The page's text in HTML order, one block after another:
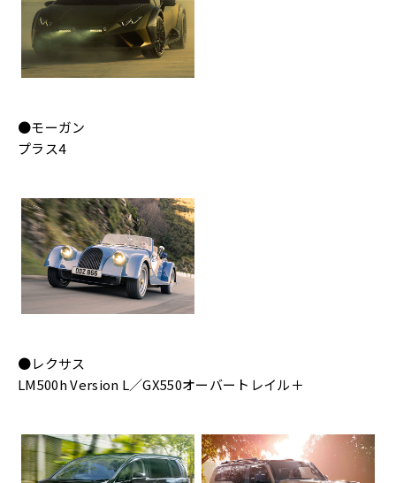
●モーガン
プラス4
●レクサス
LM500h Version L／GX550オーバートレイル＋